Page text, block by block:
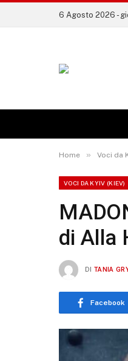
6 Agosto 2026 -
Home » Voci da
VOCI DA KYIV (KIEV)
di Alla
DI TANIA
Facebook